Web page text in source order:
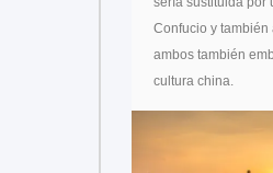
Confucio y también
ambos también
cultura china.